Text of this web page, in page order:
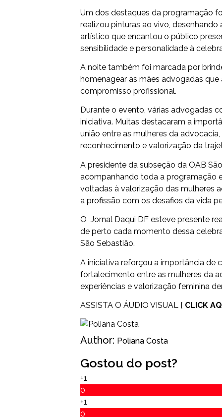
Um dos destaques da programação
realizou pinturas ao vivo,
artístico que encantou o público
sensibilidade e personalidade à
A noite também foi marcada por
homenagear as mães advogadas
compromisso profissional.
Durante o evento, várias advogadas
iniciativa. Muitas destacaram a
união entre as mulheres da
reconhecimento e valorização da
A presidente da subseção da OAB
acompanhando toda a programação
voltadas à valorização das mulheres
a profissão com os desafios da vida
O Jornal Daqui DF esteve presente
de perto cada momento dessa
São Sebastião.
A iniciativa reforçou a importância de
fortalecimento entre as mulheres da
experiências e valorização feminina
ASSISTA O ÁUDIO VISUAL [ CLICK
Author: Poliana Costa
Gostou do post?
+1
0
+1
0